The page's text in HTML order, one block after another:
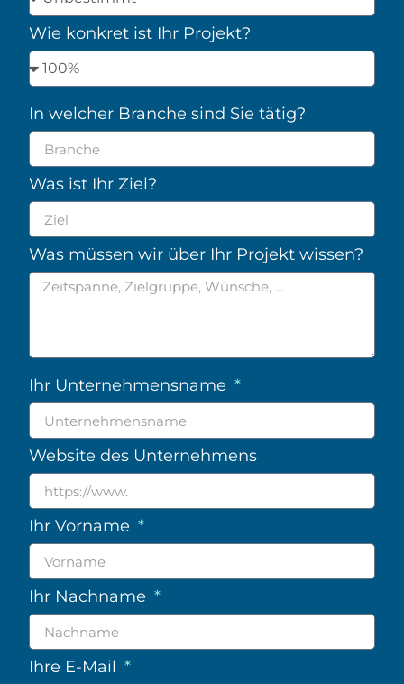
Wie konkret ist Ihr Projekt?
In welcher Branche sind Sie tätig?
Was ist Ihr Ziel?
Was müssen wir über Ihr Projekt wissen?
Ihr Unternehmensname
Website des Unternehmens
Ihr Vorname
Ihr Nachname
Ihre E-Mail